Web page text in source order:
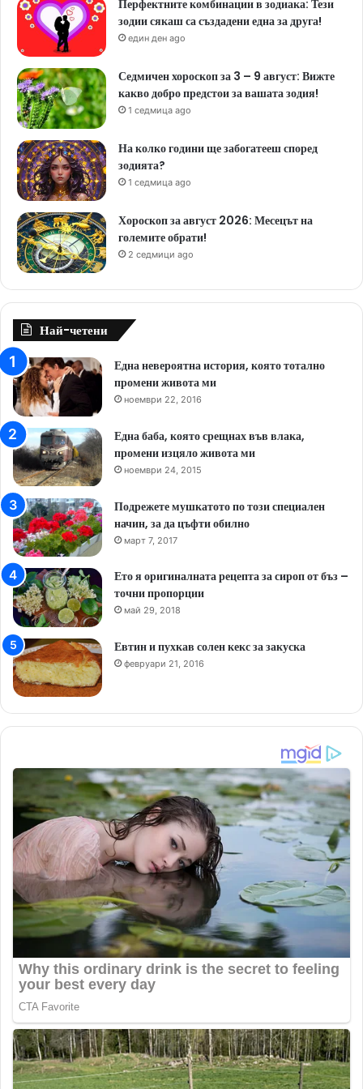
Перфектните комбинации в зодиака: Тези
зодии сякаш са създадени една за друга!
един ден ago
Седмичен хороскоп за 3 – 9 август: Вижте
какво добро предстои за вашата зодия!
1 седмица ago
На колко години ще забогатееш според
зодията?
1 седмица ago
Хороскоп за август 2026: Месецът на
големите обрати!
2 седмици ago
Най-четени
Една невероятна история, която тотално
промени живота ми
ноември 22, 2016
Една баба, която срещнах във влака,
промени изцяло живота ми
ноември 24, 2015
Подрежете мушкатото по този специален
начин, за да цъфти обилно
март 7, 2017
Ето я оригиналната рецепта за сироп от бъз –
точни пропорции
май 29, 2018
Евтин и пухкав солен кекс за закуска
февруари 21, 2016